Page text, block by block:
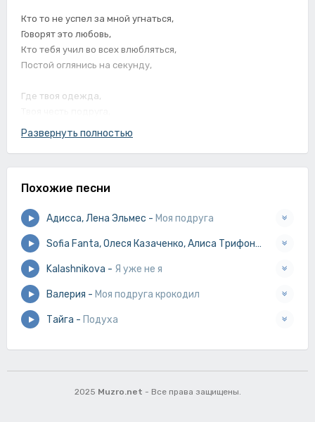
Кто то не успел за мной угнаться,
Говорят это любовь,
Кто тебя учил во всех влюбляться,
Постой оглянись на секунду,
Где твоя одежда,
Оглянись на секунду,
Ты сама искала где остаться,
Кто виноват что ты так любишь открываться.
Развернуть полностью
Похожие песни
Адисса, Лена Эльмес - Моя подруга
Sofia Fanta, Олеся Казаченко, Алиса Трифонова
Kalashnikova - Я уже не я
Валерия - Моя подруга крокодил
Тайга - Подуха
2025 Muzro.net - Все права защищены.